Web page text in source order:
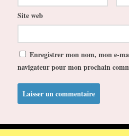
Site web
Enregistrer mon nom, mon e-
navigateur pour mon prochain